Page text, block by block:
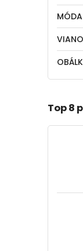
MÓDA
Top 8